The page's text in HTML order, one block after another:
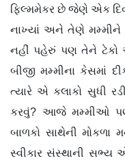
ફિલ્મમેકર છે જેણે એક
નાખ્યાં અને તેણે મમ્મીને
નહીં પહેરું પણ તેને ટેકો
બીજી મમ્મીના કેસમાં
ત્યારે એ કલાકો સુધી
કરવું? આજે મમ્મીઓ
બાળકો સાથેની મોકળા
સ્વીકાર સંસ્થાની